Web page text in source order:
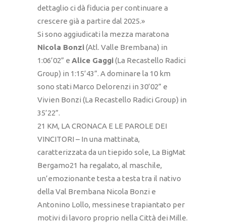
dettaglio ci dà fiducia per continuare a
crescere già a partire dal 2025.»
Si sono aggiudicati la mezza maratona
Nicola Bonzi(Atl. Valle Brembana) in
1:06’02” e Alice Gaggi(La Recastello Radici
Group) in 1:15’43”. A dominare la 10 km
sono stati Marco Delorenzi in 30’02” e
Vivien Bonzi (La Recastello Radici Group) in
35’22”.
21 KM, LA CRONACA E LE PAROLE DEI
VINCITORI – In una mattinata,
caratterizzata da un tiepido sole, La BigMat
Bergamo21 ha regalato, al maschile,
un’emozionante testa a testa tra il nativo
della Val Brembana Nicola Bonzi e
Antonino Lollo, messinese trapiantato per
motivi di lavoro proprio nella Città dei Mille.